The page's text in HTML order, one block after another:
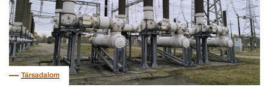
Társadalom